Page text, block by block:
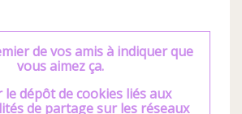
de vos amis à indiquer que
vous aimez ça.
le dépôt de cookies liés aux
de partage sur les réseaux